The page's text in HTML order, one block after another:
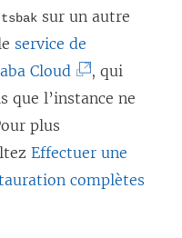
sur un autre
service de
Cloud
L
l
i
, qui
que l’instance ne
plus
Effectuer une
complètes